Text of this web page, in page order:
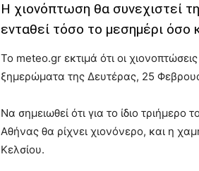
Η χιονόπτωση θα συνεχιστεί
ενταθεί τόσο το μεσημέρι όσο
Το meteo.gr εκτιμά ότι οι
ξημερώματα της Δευτέρας, 25
Να σημειωθεί ότι για το ίδιο τριήμερο
Αθήνας θα ρίχνει χιονόνερο, και η
Κελσίου.